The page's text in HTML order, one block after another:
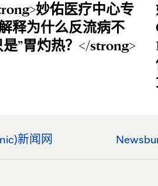
妙佑医疗中心专
释为什么反流病不
是”胃灼热？</strong>
新闻网